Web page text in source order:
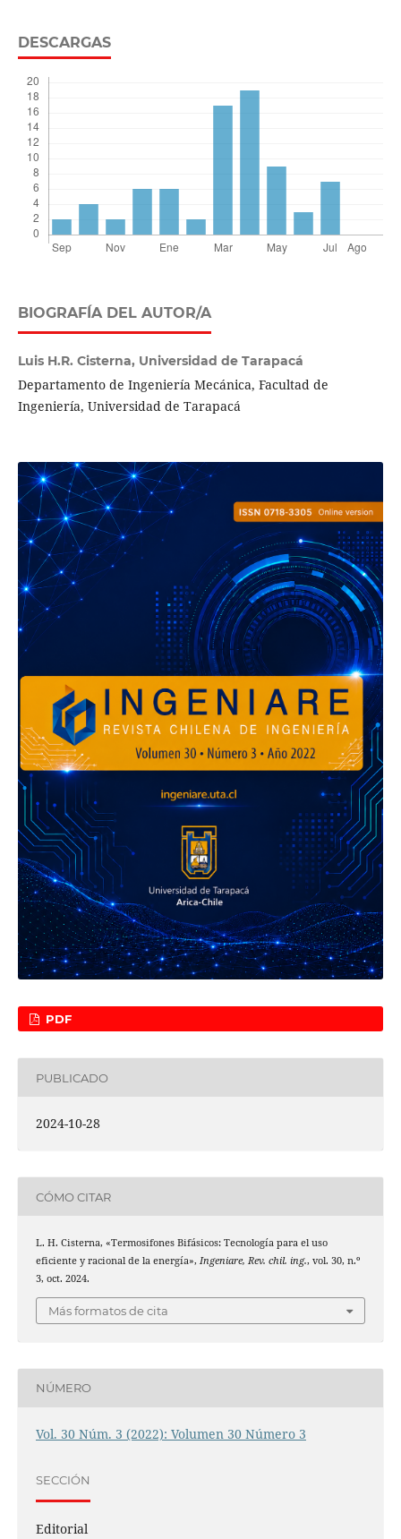
DESCARGAS
BIOGRAFÍA DEL AUTOR/A
Luis H.R. Cisterna, Universidad de Tarapacá
Departamento de Ingeniería Mecánica, Facultad de
Ingeniería, Universidad de Tarapacá
PDF
PUBLICADO
2024-10-28
CÓMO CITAR
L. H. Cisterna, «Termosifones Bifásicos: Tecnología para el uso
eficiente y racional de la energía», Ingeniare, Rev. chil. ing., vol. 30, n.º
3, oct. 2024.
Más formatos de cita
NÚMERO
Vol. 30 Núm. 3 (2022): Volumen 30 Número 3
SECCIÓN
Editorial